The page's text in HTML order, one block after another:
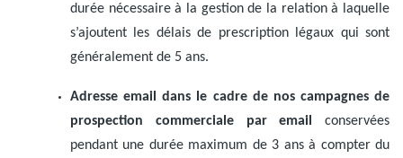
durée nécessaire à la gestion de la relation à laquelle
s’ajoutent les délais de prescription légaux qui sont
généralement de 5 ans.
Adresse email dans le cadre de nos campagnes de
prospection commerciale par email
conservées
pendant une durée maximum de 3 ans à compter du